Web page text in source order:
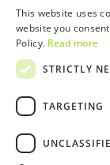
Notícias
Restaurantes
Cartão WOW
Grupos e Eventos
Serviço Educativo
This website uses
website you
Policy. Read more
STRICTLY
TARGETING